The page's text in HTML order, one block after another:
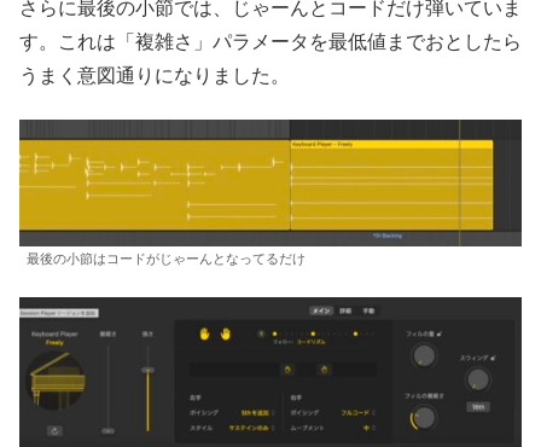
さらに最後の小節では、じゃーんとコードだけ弾いていま
す。これは「複雑さ」パラメータを最低値までおとしたら
うまく意図通りになりました。
最後の小節はコードがじゃーんとなってるだけ